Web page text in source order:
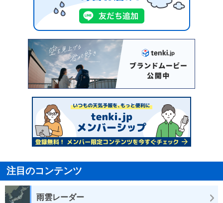
注目のコンテンツ
雨雲レーダー